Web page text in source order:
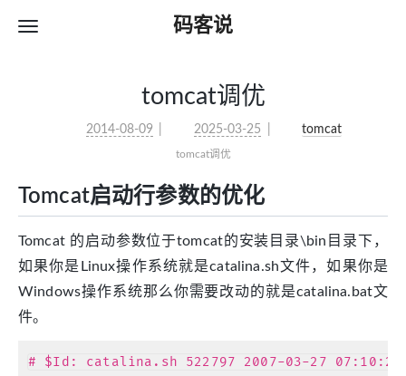
码客说
tomcat调优
2014-08-09 2025-03-25 tomcat
tomcat调优
Tomcat启动行参数的优化
Tomcat 的启动参数位于tomcat的安装目录\bin目录下，
如果你是Linux操作系统就是catalina.sh文件，如果你是
Windows操作系统那么你需要改动的就是catalina.bat文
件。
# $Id: catalina.sh 522797 2007-03-27